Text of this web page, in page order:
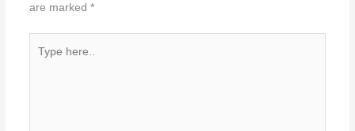
are marked *